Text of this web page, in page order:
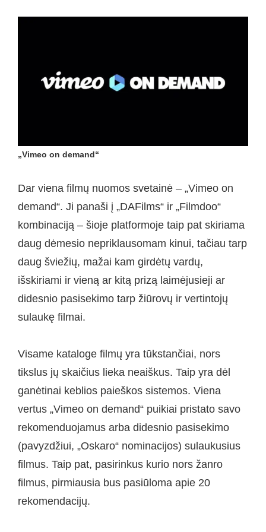
„Vimeo on demand“
Dar viena filmų nuomos svetainė – „Vimeo on
demand“. Ji panaši į „DAFilms“ ir „Filmdoo“
kombinaciją – šioje platformoje taip pat skiriama
daug dėmesio nepriklausomam kinui, tačiau tarp
daug šviežių, mažai kam girdėtų vardų,
išskiriami ir vieną ar kitą prizą laimėjusieji ar
didesnio pasisekimo tarp žiūrovų ir vertintojų
sulaukę filmai.
Visame kataloge filmų yra tūkstančiai, nors
tikslus jų skaičius lieka neaiškus. Taip yra dėl
ganėtinai keblios paieškos sistemos. Viena
vertus „Vimeo on demand“ puikiai pristato savo
rekomenduojamus arba didesnio pasisekimo
(pavyzdžiui, „Oskaro“ nominacijos) sulaukusius
filmus. Taip pat, pasirinkus kurio nors žanro
filmus, pirmiausia bus pasiūloma apie 20
rekomendacijų.